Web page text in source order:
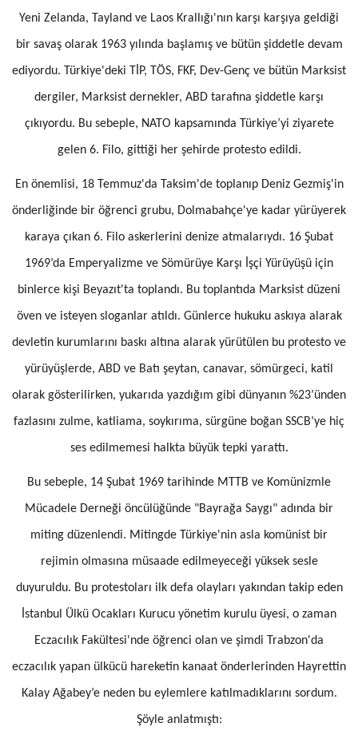
Yeni Zelanda, Tayland ve Laos Krallığı'nın karşı karşıya geldiği
bir savaş olarak 1963 yılında başlamış ve bütün şiddetle devam
ediyordu. Türkiye'deki TİP, TÖS, FKF, Dev-Genç ve bütün Marksist
dergiler, Marksist dernekler, ABD tarafına şiddetle karşı
çıkıyordu. Bu sebeple, NATO kapsamında Türkiye’yi ziyarete
gelen 6. Filo, gittiği her şehirde protesto edildi.
En önemlisi, 18 Temmuz'da Taksim'de toplanıp Deniz Gezmiş'in
önderliğinde bir öğrenci grubu, Dolmabahçe'ye kadar yürüyerek
karaya çıkan 6. Filo askerlerini denize atmalarıydı. 16 Şubat
1969’da Emperyalizme ve Sömürüye Karşı İşçi Yürüyüşü için
binlerce kişi Beyazıt'ta toplandı. Bu toplantıda Marksist düzeni
öven ve isteyen sloganlar atıldı. Günlerce hukuku askıya alarak
devletin kurumlarını baskı altına alarak yürütülen bu protesto ve
yürüyüşlerde, ABD ve Batı şeytan, canavar, sömürgeci, katil
olarak gösterilirken, yukarıda yazdığım gibi dünyanın %23’ünden
fazlasını zulme, katliama, soykırıma, sürgüne boğan SSCB’ye hiç
ses edilmemesi halkta büyük tepki yarattı.
Bu sebeple, 14 Şubat 1969 tarihinde MTTB ve Komünizmle
Mücadele Derneği öncülüğünde "Bayrağa Saygı" adında bir
miting düzenlendi. Mitingde Türkiye'nin asla komünist bir
rejimin olmasına müsaade edilmeyeceği yüksek sesle
duyuruldu. Bu protestoları ilk defa olayları yakından takip eden
İstanbul Ülkü Ocakları Kurucu yönetim kurulu üyesi, o zaman
Eczacılık Fakültesi'nde öğrenci olan ve şimdi Trabzon'da
eczacılık yapan ülkücü hareketin kanaat önderlerinden Hayrettin
Kalay Ağabey’e neden bu eylemlere katılmadıklarını sordum.
Şöyle anlatmıştı: